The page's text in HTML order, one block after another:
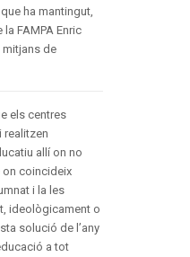
ha mantingut,
FAMPA Enric
mitjans de
els centres
realitzen
allí on no
on coincideix
i la les
ideològicament o
solució de l’any
a tot